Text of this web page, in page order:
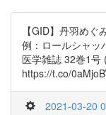
【GID】丹羽め
例：ロールシャッ
医学雑誌 32巻1
https://t.co/
2021-03-20